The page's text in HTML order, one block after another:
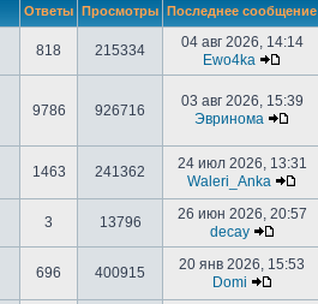
Ответы Просмотры Последнее сообщение
818 215334
04 авг 2026, 14:14
Ewo4ka
9786 926716
03 авг 2026, 15:39
Эвринома
1463 241362
24 июл 2026, 13:31
Waleri_Anka
3 13796
26 июн 2026, 20:57
decay
696 400915
20 янв 2026, 15:53
Domi